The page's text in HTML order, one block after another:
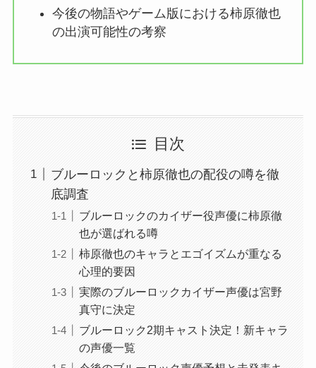
今後の物語やゲーム版における柿原徹也
の出演可能性の考察
目次
ブルーロックと柿原徹也の配役の噂を徹
底調査
ブルーロックのカイザー役声優に柿原徹
也が選ばれる噂
柿原徹也のキャラとエゴイズムが重なる
心理的要因
実際のブルーロックカイザー声優は宮野
真守に決定
ブルーロック2期キャスト決定！新キャラ
の声優一覧